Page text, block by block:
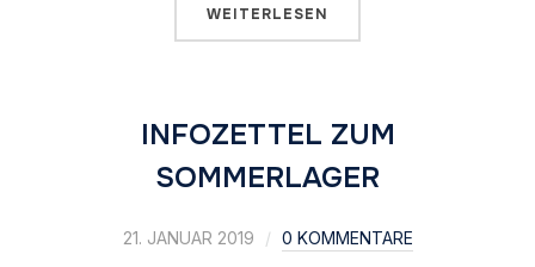
WEITERLESEN
INFOZETTEL ZUM
SOMMERLAGER
21. JANUAR 2019 0 KOMMENTARE